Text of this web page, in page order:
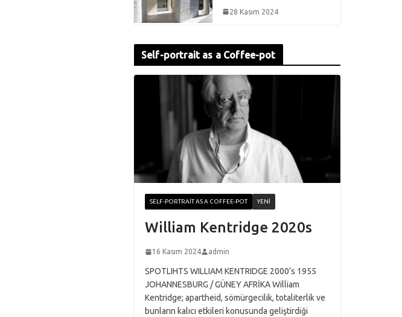
28 Kasım 2024
Self-portrait as a Coffee-pot
SELF-PORTRAIT AS A COFFEE-POT YENI
William Kentridge 2020s
16 Kasım 2024 admin
SPOTLIHTS WILLIAM KENTRIDGE 2000’s 1955
JOHANNESBURG / GÜNEY AFRİKA William
Kentridge; apartheid, sömürgecilik, totaliterlik ve
bunların kalıcı etkileri konusunda geliştirdiği